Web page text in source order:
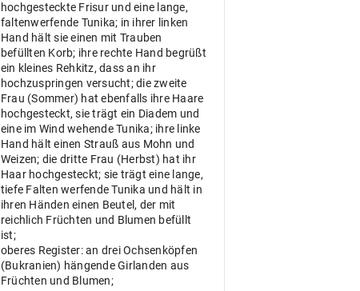
hochgesteckte Frisur und eine lange,
faltenwerfende Tunika; in ihrer linken
Hand hält sie einen mit Trauben
befüllten Korb; ihre rechte Hand begrüßt
ein kleines Rehkitz, dass an ihr
hochzuspringen versucht; die zweite
Frau (Sommer) hat ebenfalls ihre Haare
hochgesteckt, sie trägt ein Diadem und
eine im Wind wehende Tunika; ihre linke
Hand hält einen Strauß aus Mohn und
Weizen; die dritte Frau (Herbst) hat ihr
Haar hochgesteckt; sie trägt eine lange,
tiefe Falten werfende Tunika und hält in
ihren Händen einen Beutel, der mit
reichlich Früchten und Blumen befüllt
ist;
oberes Register: an drei Ochsenköpfen
(Bukranien) hängende Girlanden aus
Früchten und Blumen;